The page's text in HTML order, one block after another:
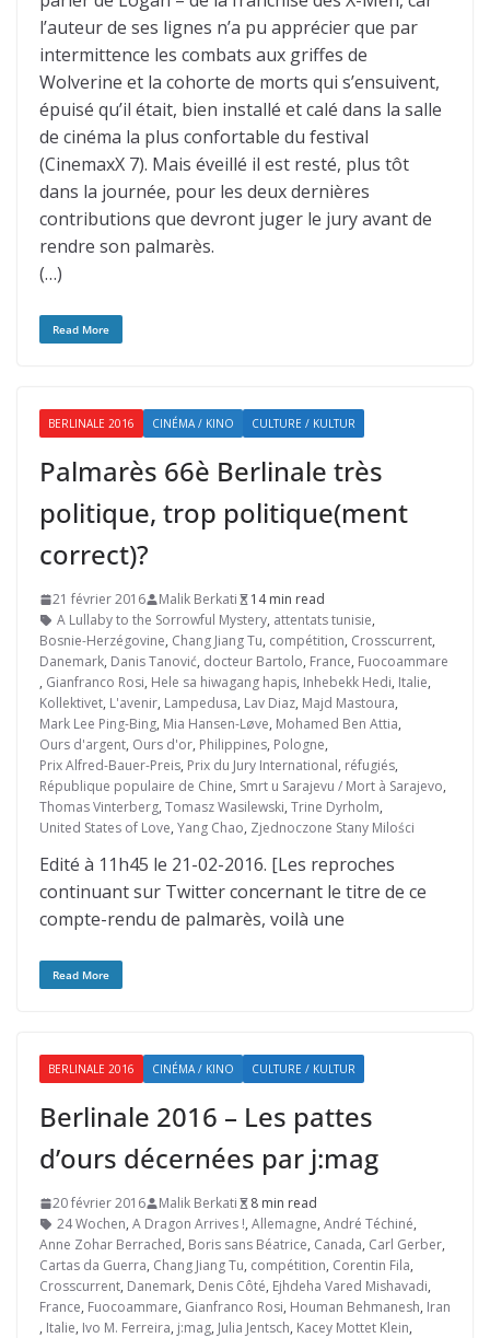
l’auteur de ses lignes n’a pu apprécier que par
intermittence les combats aux griffes de
Wolverine et la cohorte de morts qui s’ensuivent,
épuisé qu’il était, bien installé et calé dans la salle
de cinéma la plus confortable du festival
(CinemaxX 7). Mais éveillé il est resté, plus tôt
dans la journée, pour les deux dernières
contributions que devront juger le jury avant de
rendre son palmarès.
(…)
Read More
BERLINALE 2016 CINÉMA / KINO CULTURE / KULTUR
Palmarès 66è Berlinale très
politique, trop politique(ment
correct)?
21 février 2016 Malik Berkati
14 min read
A Lullaby to the Sorrowful Mystery, attentats tunisie,
Bosnie-Herzégovine, Chang Jiang Tu, compétition, Crosscurrent,
Danemark, Danis Tanović, docteur Bartolo, France, Fuocoammare
, Gianfranco Rosi, Hele sa hiwagang hapis, Inhebekk Hedi, Italie,
Kollektivet, L'avenir, Lampedusa, Lav Diaz, Majd Mastoura,
Mark Lee Ping-Bing, Mia Hansen-Løve, Mohamed Ben Attia,
Ours d'argent, Ours d'or, Philippines, Pologne,
Prix Alfred-Bauer-Preis, Prix du Jury International, réfugiés,
République populaire de Chine, Smrt u Sarajevu / Mort à Sarajevo,
Thomas Vinterberg, Tomasz Wasilewski, Trine Dyrholm,
United States of Love, Yang Chao, Zjednoczone Stany Milości
Edité à 11h45 le 21-02-2016. [Les reproches
continuant sur Twitter concernant le titre de ce
compte-rendu de palmarès, voilà une
Read More
BERLINALE 2016 CINÉMA / KINO CULTURE / KULTUR
Berlinale 2016 – Les pattes
d’ours décernées par j:mag
20 février 2016 Malik Berkati
8 min read
24 Wochen, A Dragon Arrives !, Allemagne, André Téchiné,
Anne Zohar Berrached, Boris sans Béatrice, Canada, Carl Gerber,
Cartas da Guerra, Chang Jiang Tu, compétition, Corentin Fila,
Crosscurrent, Danemark, Denis Côté, Ejhdeha Vared Mishavadi,
France, Fuocoammare, Gianfranco Rosi, Houman Behmanesh, Iran
, Italie, Ivo M. Ferreira, j:mag, Julia Jentsch, Kacey Mottet Klein,